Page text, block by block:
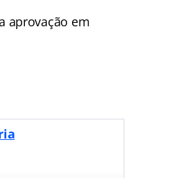
aprovação em